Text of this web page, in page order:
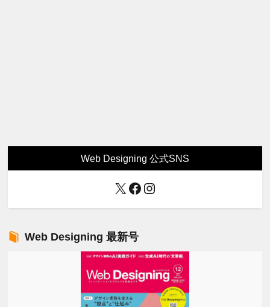
Web Designing 公式SNS
X Facebook
Instagram
Web Designing 最新号